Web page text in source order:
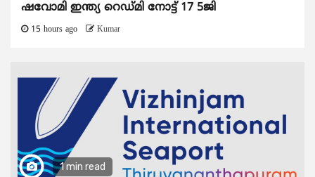
ഷവോമി ഇന്ത്യ റെഡ്മി നോട്ട് 17 5ജി
15 hours ago Kumar
1 min read